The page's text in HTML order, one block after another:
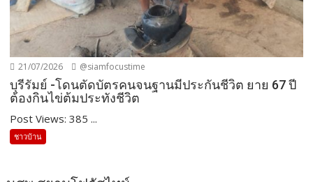
21/07/2026 @siamfocustime
บุรีรัมย์ -โดนตัดบัตรคนจนฐานมีประกันชีวิต ยาย 67 ปี
ต้องกินไข่ต้มประทังชีวิต
Post Views: 385 ...
ชาวบ้าน